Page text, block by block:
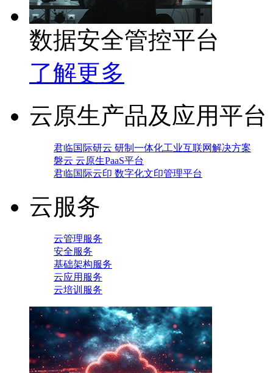
数据安全管控平台
了解更多
云原生产品及应用平台
君临国际研云 研制一体化工业互联网解决方案
磐云 云原生PaaS平台
君临国际云印 数字化文印管理平台
云服务
云管理服务
安全服务
基础架构服务
云应用服务
云培训服务